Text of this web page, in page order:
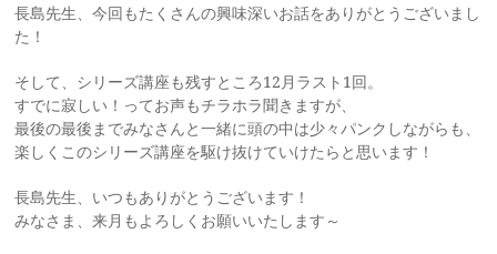
長島先生、今回もたくさんの興味深いお話をありがとうございまし
た！
そして、シリーズ講座も残すところ12月ラスト1回。
すでに寂しい！ってお声もチラホラ聞きますが、
最後の最後までみなさんと一緒に頭の中は少々パンクしながらも、
楽しくこのシリーズ講座を駆け抜けていけたらと思います！
長島先生、いつもありがとうございます！
みなさま、来月もよろしくお願いいたします～